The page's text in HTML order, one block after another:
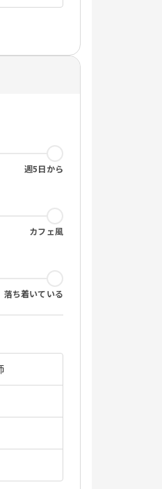
週5日から
カフェ風
落ち着いている